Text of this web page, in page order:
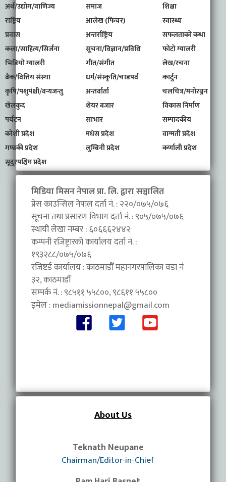
अर्थ/उद्योग/वाणिज्य
समाज
शिक्षा
राष्ट्रिय
आलेख (फिचर)
स्वास्थ्य
प्रवास
अन्तर्राष्ट्रिय
सफलताको कथा
कला/साहित्य/सिर्जना
सूचना/विज्ञान/प्रविधि
फोटो ग्यालरी
भिडियो ग्यालरी
गीत/संगीत
लेख/रचना
बैंक/वित्तिय संस्था
धर्म/संस्कृति/चाडपर्व
कार्टुन
कृषि/पशुपंक्षी/वन्यजन्तु
अन्तर्वार्ता
चलचित्र/मनोरञ्जन
खेलकुद
शेयर बजार
विकास निर्माण
पर्यटन
साभार
सम्पादकीय
कोशी प्रदेश
मधेस प्रदेश
वाग्मती प्रदेश
गण्डकी प्रदेश
लुम्बिनी प्रदेश
कर्णाली प्रदेश
सूदुरपश्चिम प्रदेश
मिडिया मिसन नेपाल प्रा. लि. द्वारा सञ्चालित
प्रेस काउन्सिल नेपाल दर्ता नं. : २२०/०७५/०७६
सूचना तथा प्रसारण विभाग दर्ता नं. : ९०५/०७५/०७६
स्थायी लेखा नम्बर : ६०६६६२४४२
कम्पनी रजिष्ट्रारको कार्यालय दर्ता नं. :
१९३२८८/०७५/०७६
रजिष्टर्ड कार्यालय : काठमाडौँ महानगरपालिका वडा नंं
३२, काठमाडौँ
सम्पर्क नं. : ९८५११ ५५८००, ९८६११ ५५८००
इमेल :mediamissionnepal@gmail.com
About Us
Teknath Neupane
Chairman/Editor-in-Chief